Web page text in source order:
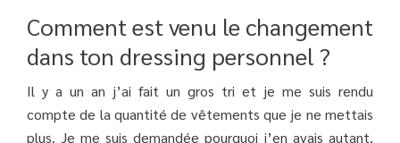
Comment est venu le changement
dans ton dressing personnel ?
Il y a un an j’ai fait un gros tri et je me suis rendu
compte de la quantité de vêtements que je ne mettais
plus. Je me suis demandée pourquoi j’en avais autant.